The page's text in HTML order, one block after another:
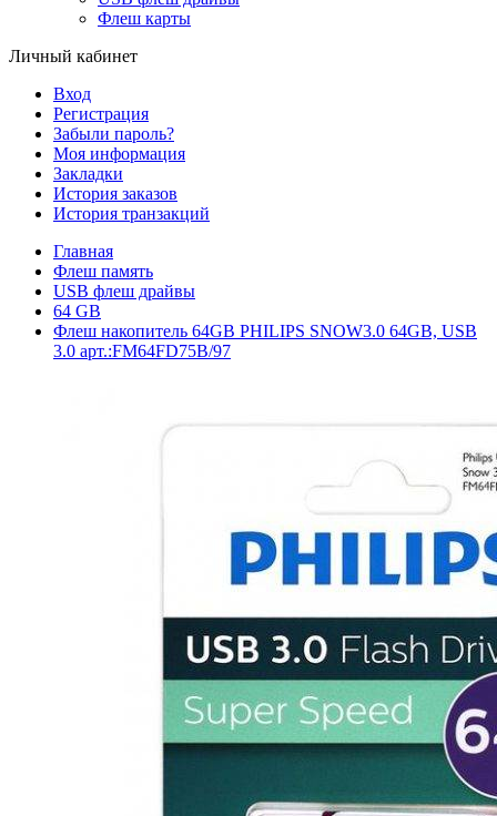
Флеш карты
Личный кабинет
Вход
Регистрация
Забыли пароль?
Моя информация
Закладки
История заказов
История транзакций
Главная
Флеш память
USB флеш драйвы
64 GB
Флеш накопитель 64GB PHILIPS SNOW3.0 64GB, USB
3.0 арт.:FM64FD75B/97